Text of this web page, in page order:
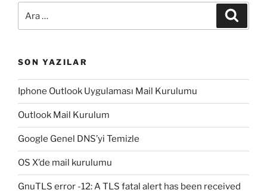
SON YAZILAR
Iphone Outlook Uygulaması Mail Kurulumu
Outlook Mail Kurulum
Google Genel DNS’yi Temizle
OS X’de mail kurulumu
GnuTLS error -12: A TLS fatal alert has been received